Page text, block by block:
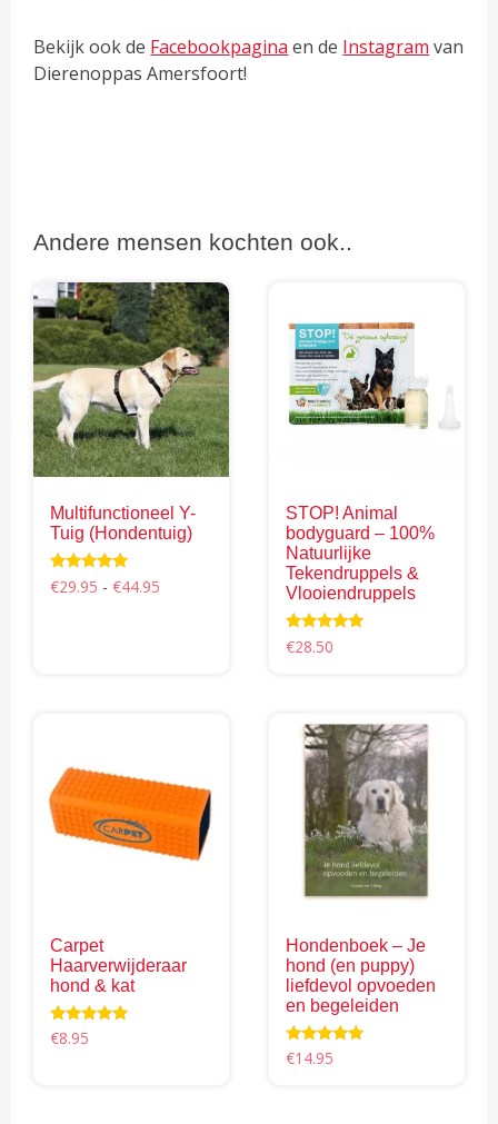
Bekijk ook de Facebookpagina en de Instagram van
Dierenoppas Amersfoort!
Andere mensen kochten ook..
Multifunctioneel Y-
Tuig (Hondentuig)
Waardering
4.96
€29.95 - €44.95
optie
kan
gekozen
productpagina
STOP! Animal
bodyguard – 100%
Natuurlijke
Tekendruppels &
Vlooiendruppels
Waardering
4.69
€28.50
Carpet
Haarverwijderaar
hond & kat
Waardering
5.00
€8.95
Hondenboek – Je
hond (en puppy)
liefdevol opvoeden
en begeleiden
Waardering
4.95
€14.95